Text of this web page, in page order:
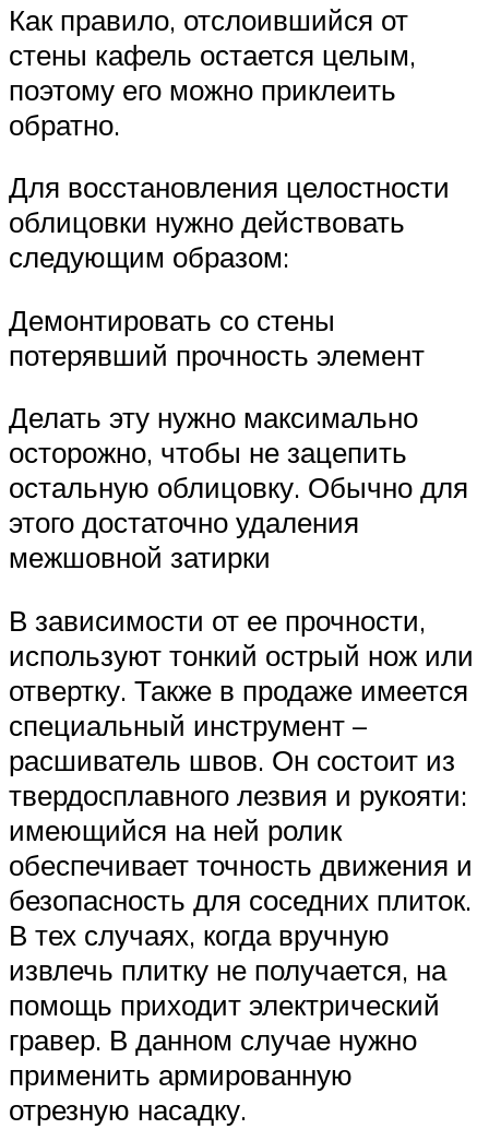
Как правило, отслоившийся от
стены кафель остается целым,
поэтому его можно приклеить
обратно.
Для восстановления целостности
облицовки нужно действовать
следующим образом:
Демонтировать со стены
потерявший прочность элемент
Делать эту нужно максимально
осторожно, чтобы не зацепить
остальную облицовку. Обычно для
этого достаточно удаления
межшовной затирки
В зависимости от ее прочности,
используют тонкий острый нож или
отвертку. Также в продаже имеется
специальный инструмент –
расшиватель швов. Он состоит из
твердосплавного лезвия и рукояти:
имеющийся на ней ролик
обеспечивает точность движения и
безопасность для соседних плиток.
В тех случаях, когда вручную
извлечь плитку не получается, на
помощь приходит электрический
гравер. В данном случае нужно
применить армированную
отрезную насадку.